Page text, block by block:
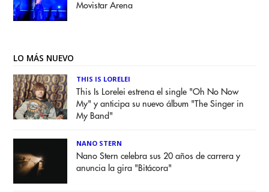
Movistar Arena
LO MÁS NUEVO
THIS IS LORELEI
This Is Lorelei estrena el single "Oh No Now
My" y anticipa su nuevo álbum "The Singer in
My Band"
NANO STERN
Nano Stern celebra sus 20 años de carrera y
anuncia la gira "Bitácora"